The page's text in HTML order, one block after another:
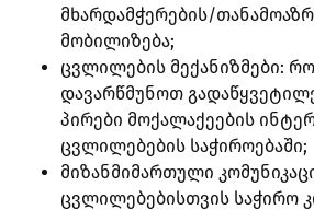
მხარდამჭერების/
მობილიზება;
ცვლილების მექანიზმები:
დავარწმუნოთ
პირები მოქალაქეების
ცვლილებების საჭიროებაში;
მიზანმიმართული
ცვლილებებისთვის საჭირო